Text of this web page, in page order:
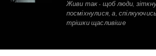
Живи так - щоб люди,
посміхнулися, а,
трішки щасливіше